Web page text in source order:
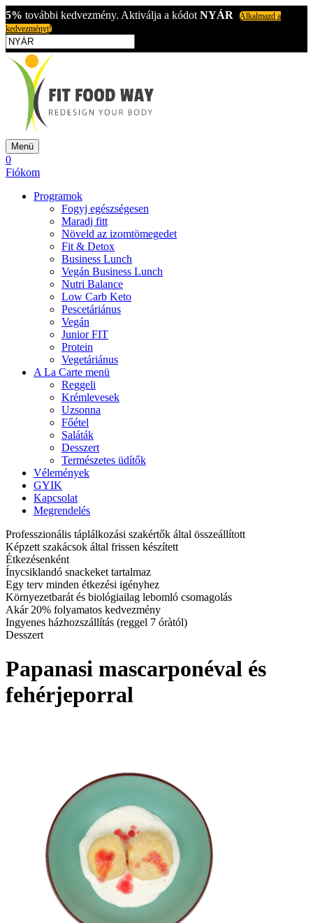
5% további kedvezmény. Aktiválja a kódot NYÁR
Alkalmazd a
kedvezményt!
Menü
0
Fiókom
Programok
Fogyj egészségesen
Maradj fitt
Növeld az izomtömegedet
Fit & Detox
Business Lunch
Vegán Business Lunch
Nutri Balance
Low Carb Keto
Pescetáriánus
Vegán
Junior FIT
Protein
Vegetáriánus
A La Carte menü
Reggeli
Krémlevesek
Uzsonna
Főétel
Saláták
Desszert
Természetes üdítők
Vélemények
GYIK
Kapcsolat
Megrendelés
Professzionális táplálkozási szakértők által összeállított
Képzett szakácsok által frissen készített
Étkezésenként
Ínycsiklandó snackeket tartalmaz
Egy terv minden étkezési igényhez
Környezetbarát és biológiailag lebomló csomagolás
Akár 20% folyamatos kedvezmény
Ingyenes házhozszállítás (reggel 7 óràtól)
Desszert
Papanasi mascarponéval és
fehérjeporral